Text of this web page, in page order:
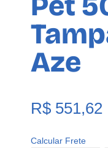
Aze
R$551,62
Calcular Frete